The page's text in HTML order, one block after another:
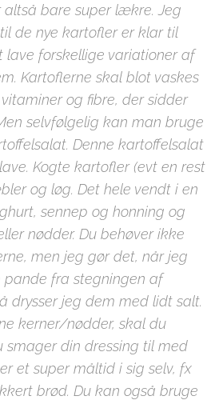
altså bare super lækre. Jeg
de nye kartofler er klar til
lave forskellige variationer af
Kartoflerne skal blot vaskes
og fibre, der sidder
selvfølgelig kan man bruge
Denne kartoffelsalat
Kogte kartofler (evt en rest
og løg. Det hele vendt i en
sennep og honning og
nødder. Du behøver ikke
men jeg gør det, når jeg
pande fra stegningen af
drysser jeg dem med lidt salt.
kerner/nødder, skal du
din dressing til med
et super måltid i sig selv, fx
brød. Du kan også bruge